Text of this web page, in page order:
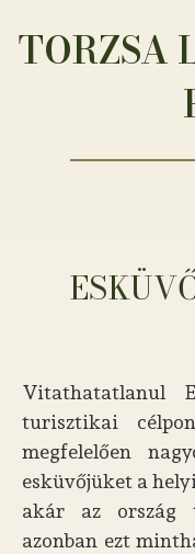
TORZSA
Vitathatatlanul
turisztikai
megfelelően
esküvőjüket a
akár az ország
azonban ezt